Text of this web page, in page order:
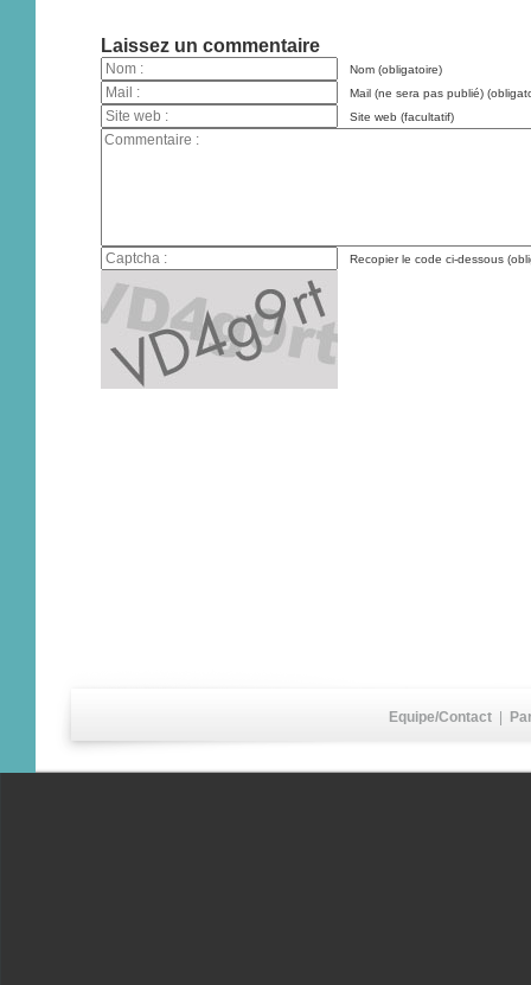
Laissez un commentaire
Nom (obligatoire)
Mail (ne sera pas publié)
Site web (facultatif)
Recopier le code ci-dessous
Equipe/Contact